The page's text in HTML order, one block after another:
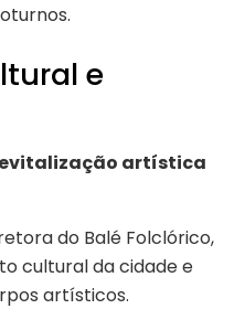
e
artística
do Balé Folclórico,
cultural da cidade e
artísticos.